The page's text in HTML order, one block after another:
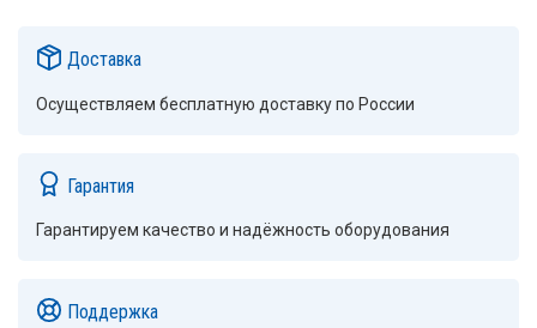
Доставка
Осуществляем бесплатную доставку по России
Гарантия
Гарантируем качество и надёжность оборудования
Поддержка